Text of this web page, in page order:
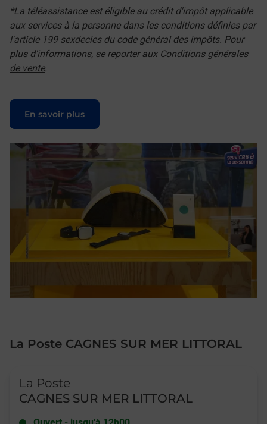
*La téléassistance est éligible au crédit d'impôt applicable
aux services à la personne dans les conditions définies par
l'article 199 sexdecies du code général des impôts. Pour
plus d'informations, se reporter aux Conditions générales
de vente.
En savoir plus
Le lien s'ouvre dans un nouvel onglet
La Poste CAGNES SUR MER LITTORAL
La Poste
CAGNES SUR MER LITTORAL